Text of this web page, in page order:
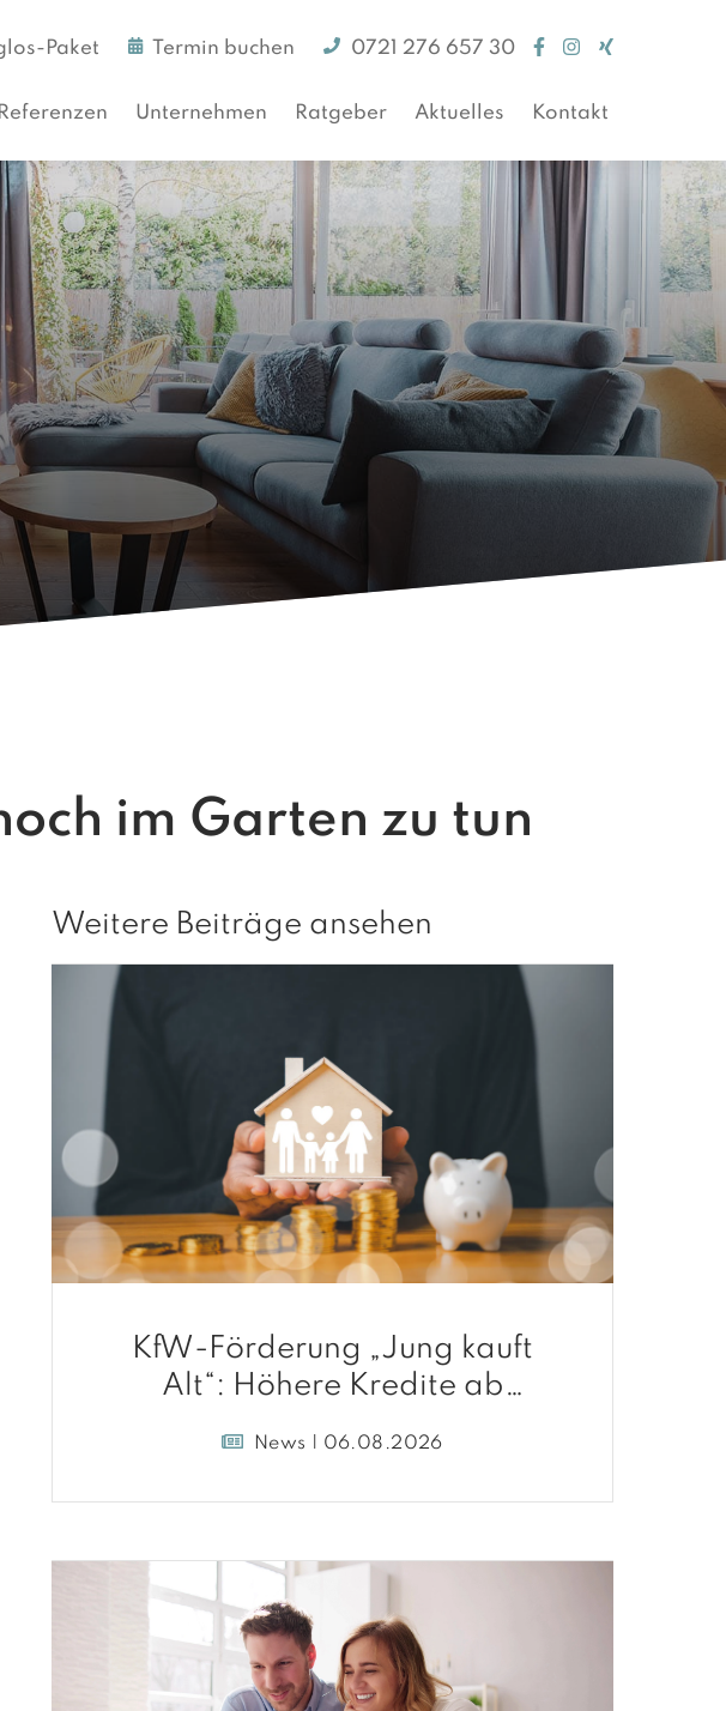
Paket Termin buchen 0721 276 657 30
Referenzen Unternehmen Ratgeber Aktuelles Kontakt
im Garten zu tun
Weitere Beiträge ansehen
KfW-Förderung „Jung kauft
Alt“: Höhere Kredite ab
News | 06.08.2026